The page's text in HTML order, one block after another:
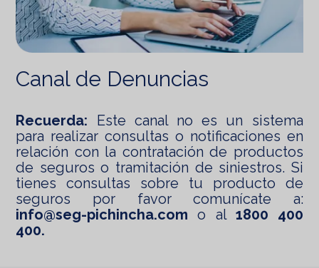
Canal de Denuncias
Recuerda: Este canal no es un sistema
para realizar consultas o notificaciones en
relación con la contratación de productos
de seguros o tramitación de siniestros. Si
tienes consultas sobre tu producto de
seguros por favor comunícate a:
info@seg-pichincha.com o al 1800 400
400.